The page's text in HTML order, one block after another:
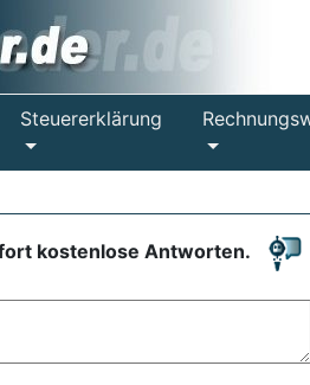
Steuererklärung
kostenlose Antworten.